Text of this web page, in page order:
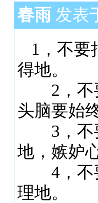
春雨 发表
1，不要
得地。
2，不要
头脑要始
3，不要
地，嫉妒
4，不要
理地。